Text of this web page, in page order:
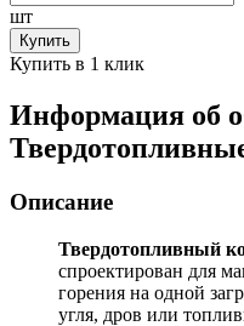
шт
Купить
Купить в 1 клик
Информация об
Описание
Твердотопливный
спроектирован для
горения на одной
угля, дров или